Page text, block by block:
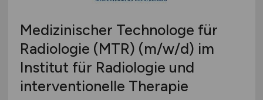
Medizinischer Technologe für
Radiologie (MTR) (m/w/d) im
Institut für Radiologie und
interventionelle Therapie